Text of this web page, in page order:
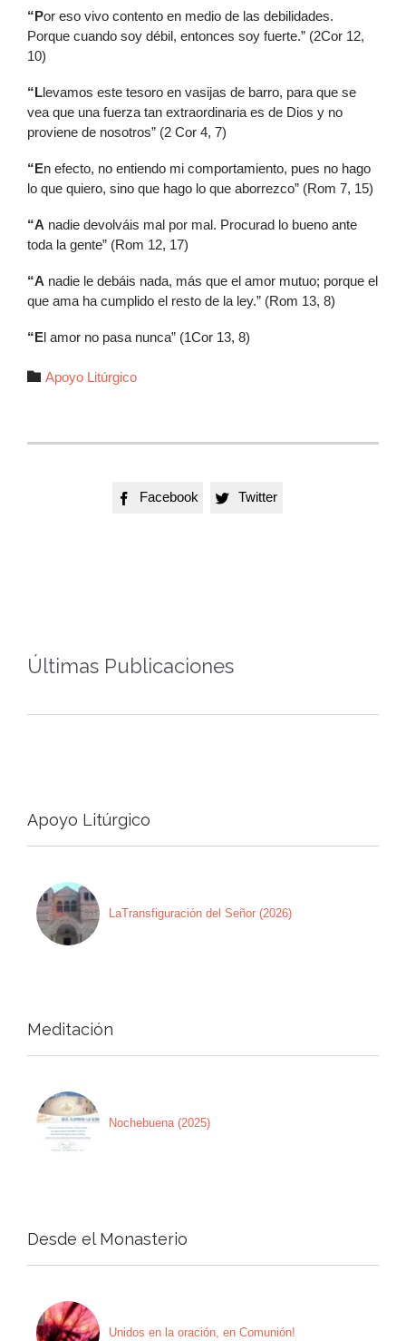
“Por eso vivo contento en medio de las debilidades.
Porque cuando soy débil, entonces soy fuerte.” (2Cor 12,
10)
“Llevamos este tesoro en vasijas de barro, para que se
vea que una fuerza tan extraordinaria es de Dios y no
proviene de nosotros” (2 Cor 4, 7)
“En efecto, no entiendo mi comportamiento, pues no hago
lo que quiero, sino que hago lo que aborrezco” (Rom 7, 15)
“A nadie devolváis mal por mal. Procurad lo bueno ante
toda la gente” (Rom 12, 17)
“A nadie le debáis nada, más que el amor mutuo; porque el
que ama ha cumplido el resto de la ley.” (Rom 13, 8)
“El amor no pasa nunca” (1Cor 13, 8)
 Autor
Apoyo Litúrgico
 Facebook  Twitter
Últimas Publicaciones
Apoyo Litúrgico
LaTransfiguración del Señor (2026)
Meditación
Nochebuena (2025)
Desde el Monasterio
Unidos en la oración, en Comunión!